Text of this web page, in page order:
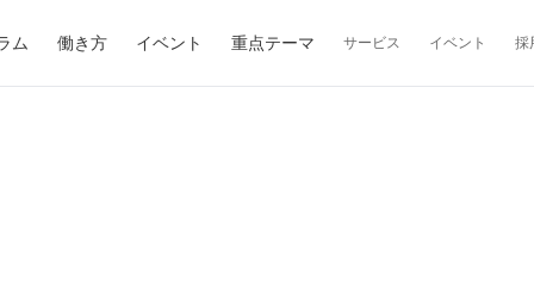
ム 働き方 イベント 重点テーマ サービス イベント 採